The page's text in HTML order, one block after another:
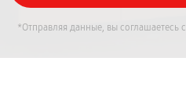
*Отправляя данные, вы соглашаетесь с